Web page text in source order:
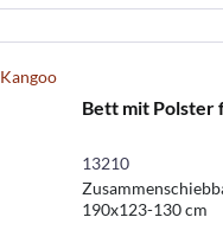
Bett mit Polster
13210
190x123-130 cm